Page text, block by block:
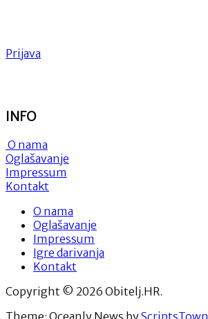
Prijava
INFO
O nama
Oglašavanje
Impressum
Kontakt
O nama
Oglašavanje
Impressum
Igre darivanja
Kontakt
Copyright © 2026 Obitelj.HR.
Theme: Oceanly News byScriptsTown